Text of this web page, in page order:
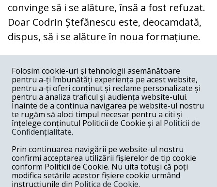
convinge să i se alăture, însă a fost refuzat.
Doar Codrin Ștefănescu este, deocamdată,
dispus, să i se alăture în noua formațiune.
COMENTARII
Nume
Email
Folosim cookie-uri și tehnologii asemănătoare
pentru a-ți îmbunătăți experiența pe acest website,
pentru a-ți oferi conținut și reclame personalizate și
pentru a analiza traficul și audiența website-ului.
Înainte de a continua navigarea pe website-ul nostru
te rugăm să aloci timpul necesar pentru a citi și
înțelege conținutul Politicii de Cookie și al Politicii de
Confidențialitate.
Prin continuarea navigării pe website-ul nostru
confirmi acceptarea utilizării fișierelor de tip cookie
conform Politicii de Cookie. Nu uita totuși că poți
modifica setările acestor fișiere cookie urmând
instrucțiunile din Politica de Cookie.